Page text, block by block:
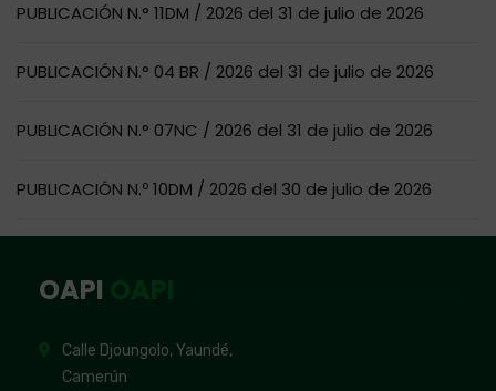
PUBLICACIÓN N.° 11DM / 2026 del 31 de julio de 2026
PUBLICACIÓN N.° 04 BR / 2026 del 31 de julio de 2026
PUBLICACIÓN N.° 07NC / 2026 del 31 de julio de 2026
PUBLICACIÓN N.º 10DM / 2026 del 30 de julio de 2026
OAPI
Calle Djoungolo, Yaundé,
Camerún